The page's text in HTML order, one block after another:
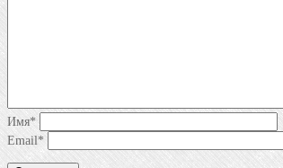
Имя*
Email*